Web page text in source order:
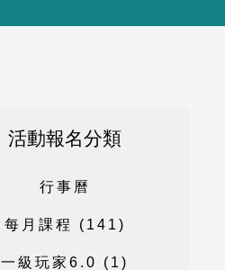
活動報名分類
行事 曆
每 月 課 程 ( 1 4 1 )
一 級 玩家 6 . 0 ( 1 )